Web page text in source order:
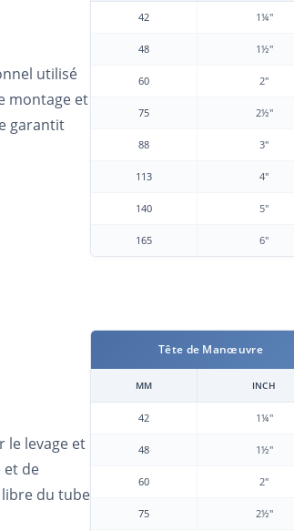
utilisé
montage et
garantit
42 1¼"
48 1½"
60 2"
75 2½"
88 3"
113 4"
140 5"
165 6"
le levage et
et de
du tube
Tête de Manœuvre
MM INCH
42 1¼"
48 1½"
60 2"
75 2½"